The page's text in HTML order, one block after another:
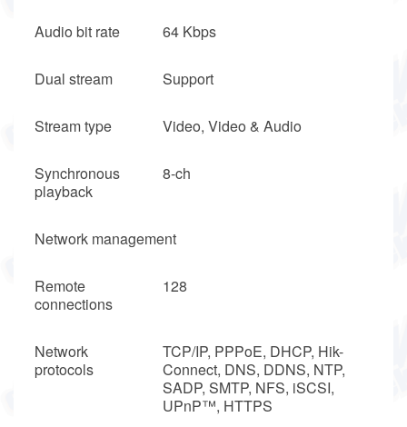
Audio bit rate 64 Kbps
Dual stream Support
Stream type Video, Video & Audio
Synchronous
playback
8-ch
Network management
Remote
connections
128
Network
protocols
TCP/IP, PPPoE, DHCP, Hik-
Connect, DNS, DDNS, NTP,
SADP, SMTP, NFS, iSCSI,
UPnP™, HTTPS